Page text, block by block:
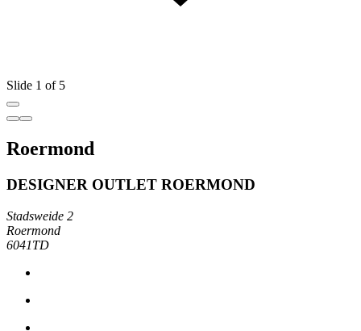
Slide 1 of 5
Roermond
DESIGNER OUTLET ROERMOND
Stadsweide 2
Roermond
6041TD